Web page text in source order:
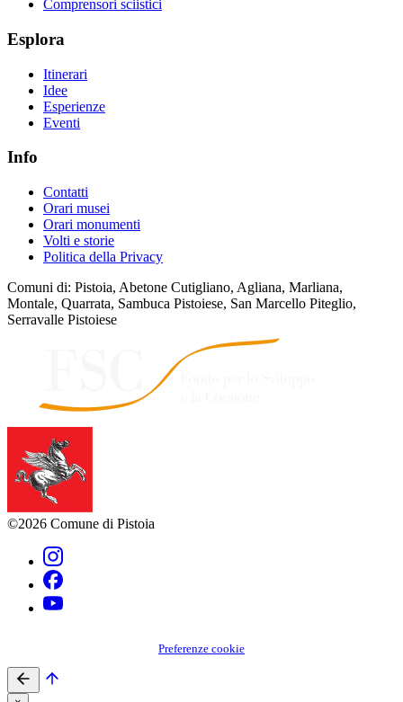
Comprensori sciistici
Esplora
Itinerari
Idee
Esperienze
Eventi
Info
Contatti
Orari musei
Orari monumenti
Volti e storie
Politica della Privacy
Comuni di: Pistoia, Abetone Cutigliano, Agliana, Marliana,
Montale, Quarrata, Sambuca Pistoiese, San Marcello Piteglio,
Serravalle Pistoiese
©2026 Comune di Pistoia
Preferenze cookie